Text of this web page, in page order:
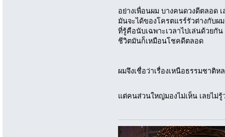
อย่างเพื่อนผม บางคนดวงดีตลอด
มันจะได้ของโครตแรร์รัวต่างกับผ
ที่รู้คือนับเฉพาะเวลาไปเล่นด้วยกั
ชีวิตมันก็เหมือนโชคดีตลอด
ผมจึงเชื่อว่าเรื่องเหนือธรรมชาติห
แต่คนส่วนใหญ่มองไม่เห็น เลยไม่รู้